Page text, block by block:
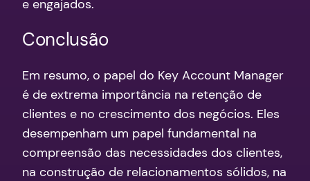
e engajados.
Conclusão
Em resumo, o papel do Key Account Manager
é de extrema importância na retenção de
clientes e no crescimento dos negócios. Eles
desempenham um papel fundamental na
compreensão das necessidades dos clientes,
na construção de relacionamentos sólidos, na